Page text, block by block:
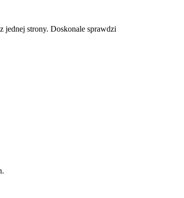
jednej strony. Doskonale sprawdzi